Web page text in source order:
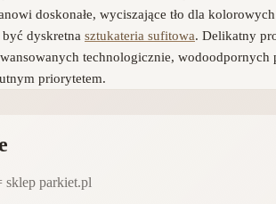
doskonałe, wyciszające tło dla
dyskretna sztukateria sufitowa. Delikatny
technologicznie,
priorytetem.
parkiet.pl